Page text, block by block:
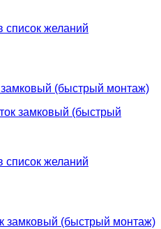
список желаний
(быстрый монтаж)
список желаний
замковый (быстрый монтаж)